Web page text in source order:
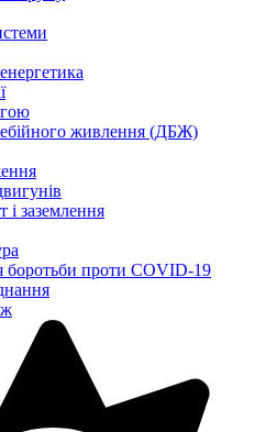
живлення (ДБЖ)
і заземлення
боротьби проти COVID-19